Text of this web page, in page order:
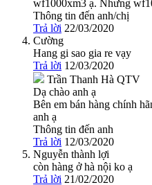
wf1000xm3 ạ. Nhưng
Thông tin đến anh/chị
Trả lời 22/03/2020
Cường
Hang gi sao gia re vạy
Trả lời 12/03/2020
Trần Thanh Hà QTV
Dạ chào anh ạ
Bên em bán hàng chính
anh ạ
Thông tin đến anh
Trả lời 12/03/2020
Nguyễn thành lợi
còn hàng ở hà nội ko ạ
Trả lời 21/02/2020